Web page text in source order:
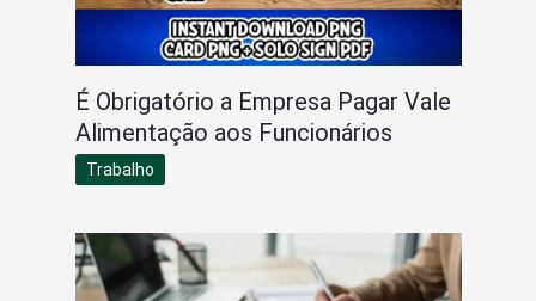
É Obrigatório a Empresa Pagar Vale
Alimentação aos Funcionários
Trabalho